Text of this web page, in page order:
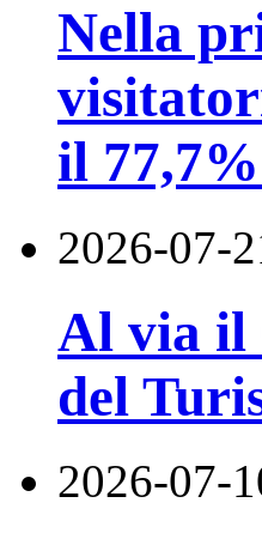
Nella
il
2026-07-
Al via il
del
2026-07-